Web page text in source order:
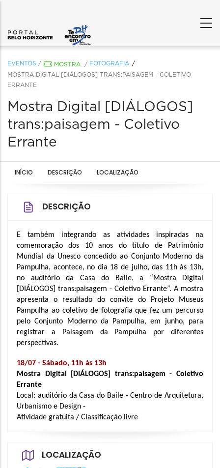
EVENTOS / MOSTRA / FOTOGRAFIA
MOSTRA DIGITAL [DIÁLOGOS] TRANS:PAISAGEM - COLETIVO
ERRANTE
Mostra Digital [DIÁLOGOS]
trans:paisagem - Coletivo
Errante
INÍCIO DESCRIÇÃO LOCALIZAÇÃO
DESCRIÇÃO
E também integrando as atividades inspiradas na
comemoração dos 10 anos do título de Patrimônio
Mundial da Unesco concedido ao Conjunto Moderno da
Pampulha, acontece, no dia 18 de julho, das 11h às 13h,
no auditório da Casa do Baile, a “Mostra Digital
[DIÁLOGOS] trans:paisagem - Coletivo Errante”. A mostra
apresenta o resultado do convite do Projeto Museus
Pampulha ao coletivo de fotografia que fez um percurso
pelo Conjunto Moderno da Pampulha, em junho, para
registrar a Paisagem da Pampulha por diferentes
perspectivas.
18/07 - Sábado, 11h às 13h
Mostra Digital [DIÁLOGOS] trans:paisagem - Coletivo
Errante
Local: auditório da Casa do Baile - Centro de Arquitetura,
Urbanismo e Design -
Atividade gratuita / Classificação livre
LOCALIZAÇÃO